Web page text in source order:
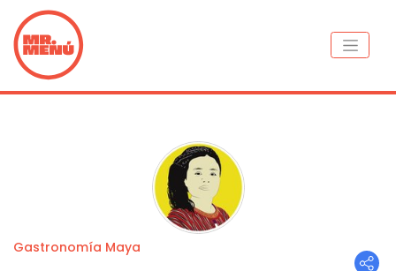
Gastronomía Maya